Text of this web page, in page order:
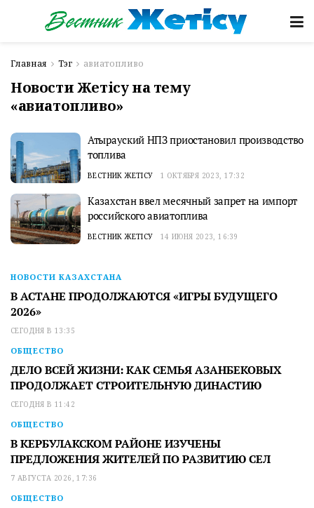
Главная Тэг авиатопливо
Новости Жетісу на тему
«авиатопливо»
Атырауский НПЗ приостановил производство
топлива
ВЕСТНИК ЖЕТІСУ 1 ОКТЯБРЯ 2023, 17:32
Казахстан ввел месячный запрет на импорт
российского авиатоплива
ВЕСТНИК ЖЕТІСУ 14 ИЮНЯ 2023, 16:39
НОВОСТИ КАЗАХСТАНА
В АСТАНЕ ПРОДОЛЖАЮТСЯ «ИГРЫ БУДУЩЕГО
2026»
СЕГОДНЯ В 13:35
ОБЩЕСТВО
ДЕЛО ВСЕЙ ЖИЗНИ: КАК СЕМЬЯ АЗАНБЕКОВЫХ
ПРОДОЛЖАЕТ СТРОИТЕЛЬНУЮ ДИНАСТИЮ
СЕГОДНЯ В 11:42
ОБЩЕСТВО
В КЕРБУЛАКСКОМ РАЙОНЕ ИЗУЧЕНЫ
ПРЕДЛОЖЕНИЯ ЖИТЕЛЕЙ ПО РАЗВИТИЮ СЕЛ
7 АВГУСТА 2026, 17:36
ОБЩЕСТВО